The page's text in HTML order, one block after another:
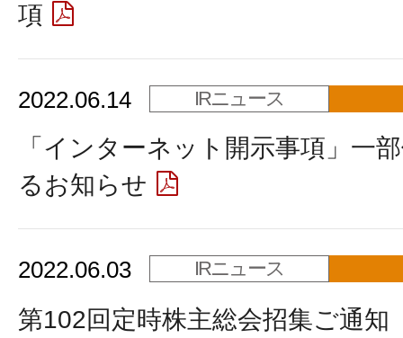
項
2022.06.14 IRニュース
「インターネット開示事項」一
るお知らせ
2022.06.03 IRニュース
第102回定時株主総会招集ご通知